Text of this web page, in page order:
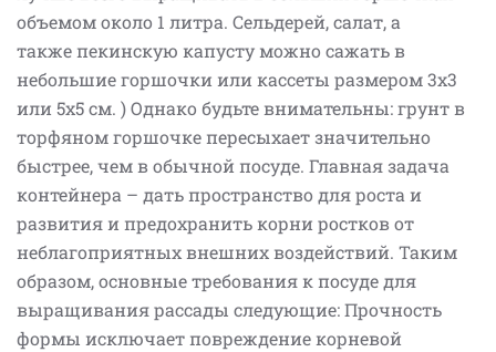
объемом около 1 литра. Сельдерей, салат, а
также пекинскую капусту можно сажать в
небольшие горшочки или кассеты размером 3х3
или 5х5 см. ) Однако будьте внимательны: грунт в
торфяном горшочке пересыхает значительно
быстрее, чем в обычной посуде. Главная задача
контейнера – дать пространство для роста и
развития и предохранить корни ростков от
неблагоприятных внешних воздействий. Таким
образом, основные требования к посуде для
выращивания рассады следующие: Прочность
формы исключает повреждение корневой